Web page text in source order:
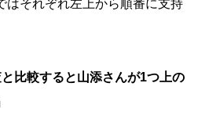
はそれぞれ左上から順番に支持
比較すると山添さんが1つ上の